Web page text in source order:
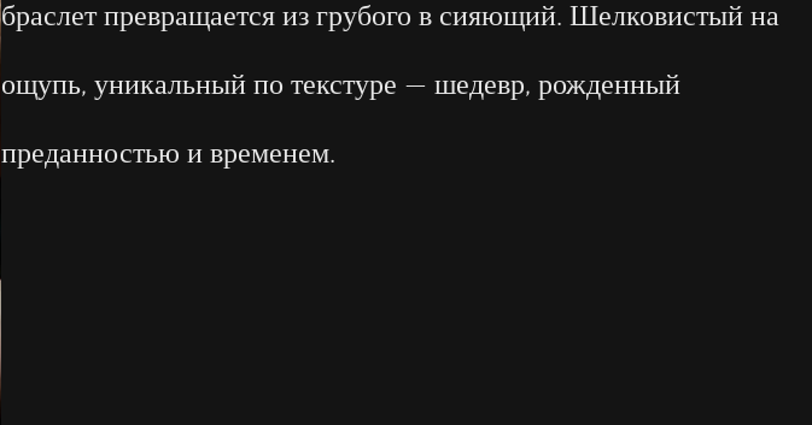
браслет превращается из грубого в сияющий. Шелковистый на
ощупь, уникальный по текстуре — шедевр, рожденный
преданностью и временем.